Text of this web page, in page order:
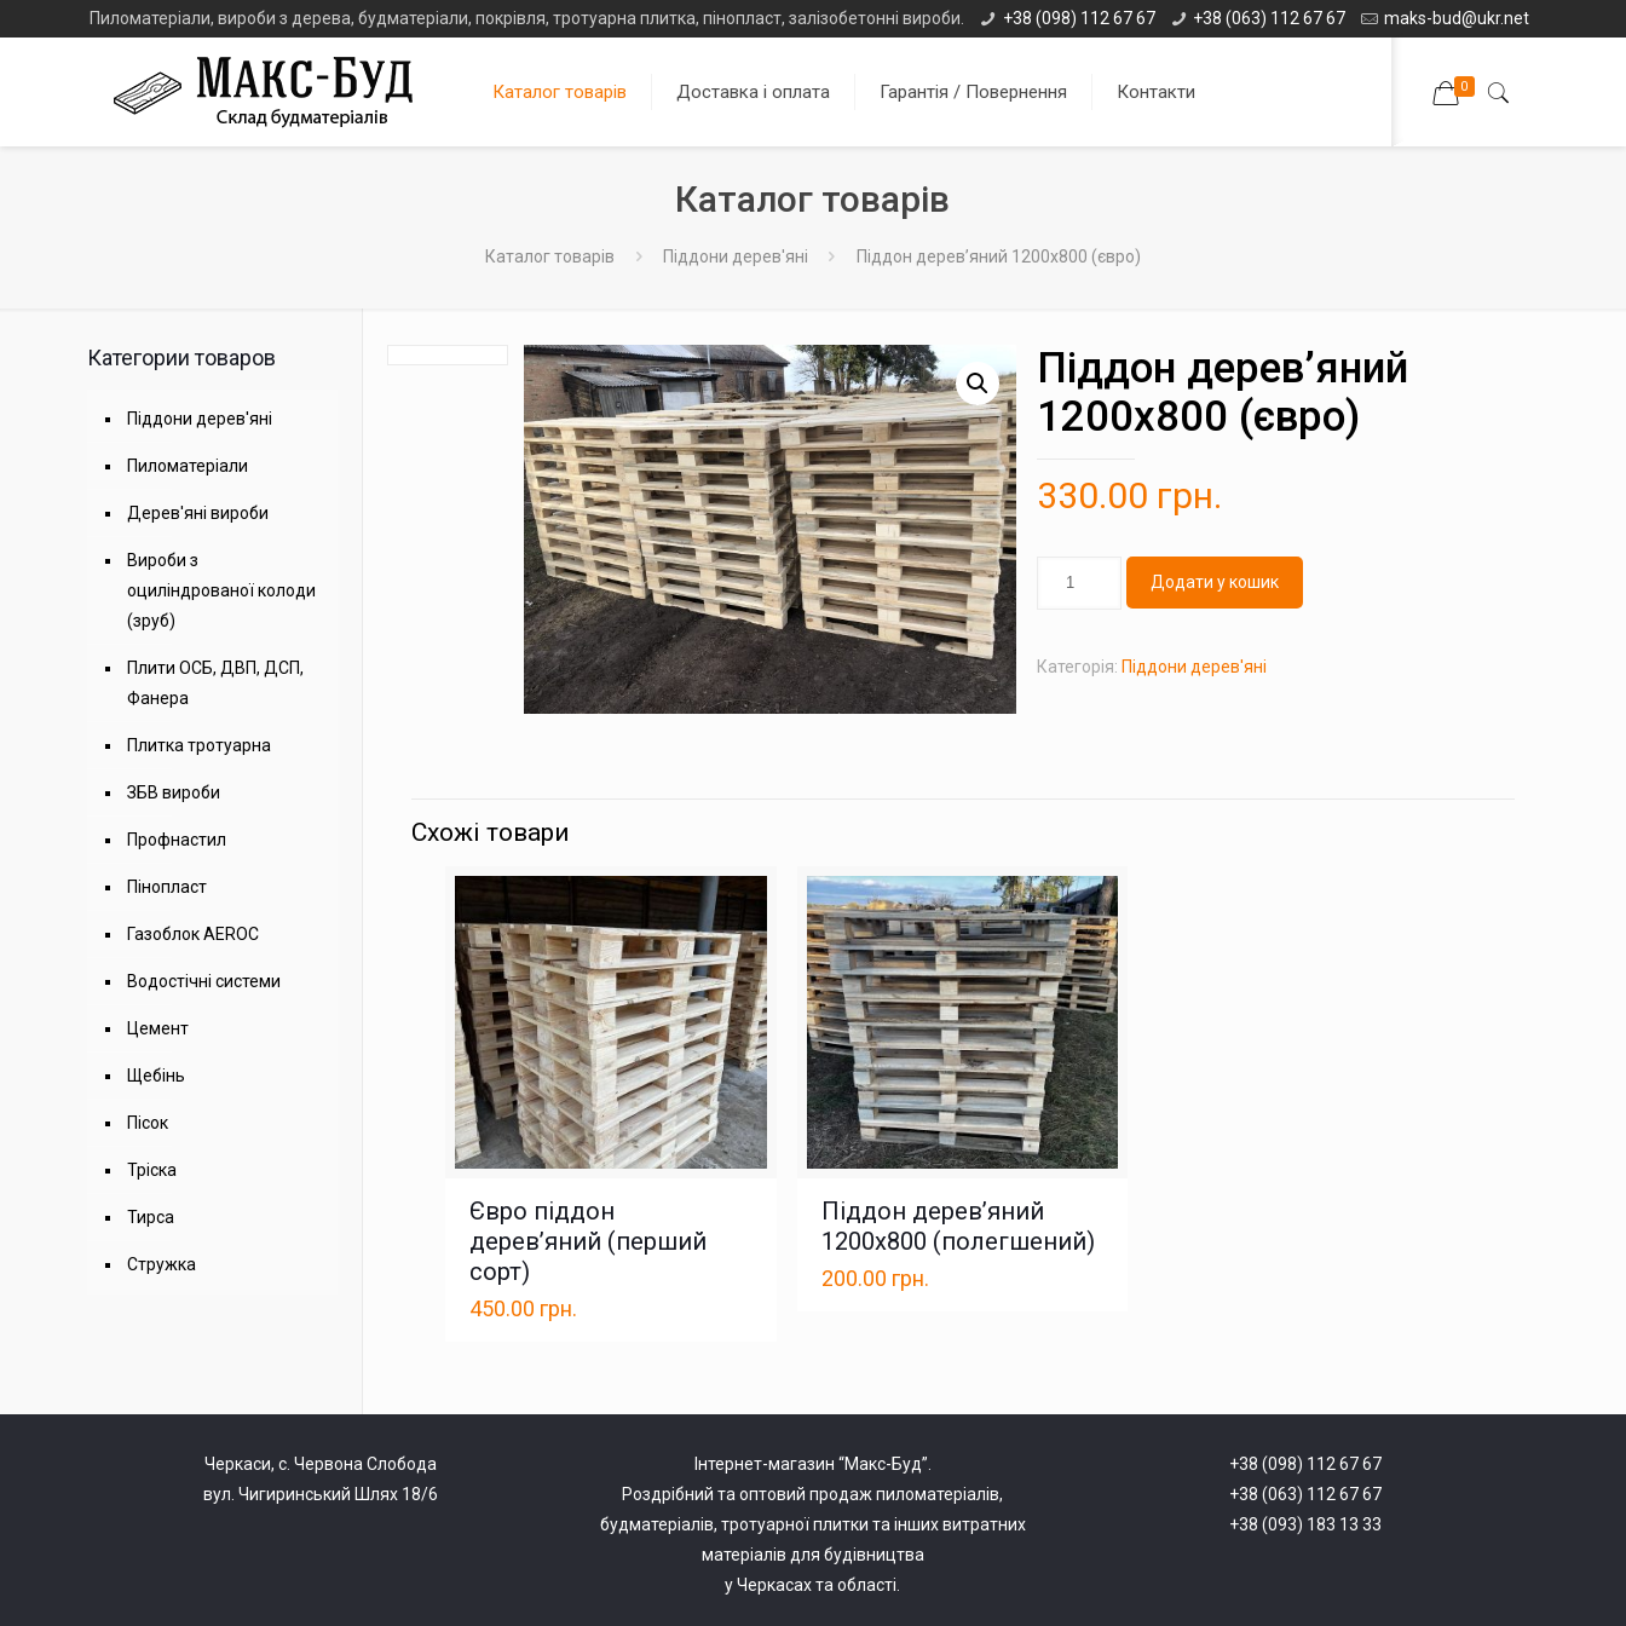
Пиломатеріали, вироби з дерева, будматеріали, покрівля, тротуарна плитка, пінопласт, залізобетонні вироби. +38 (098) 112 67 67 +38 (063) 112 67 67 maks-bud@ukr.net
Каталог товарів Доставка і оплата Гарантія / Повернення Контакти 0
Каталог товарів
Каталог товарів Піддони дерев'яні Піддон дерев’яний 1200х800 (євро)
Піддон дерев’яний
1200х800 (євро)
330.00 грн.
Додати у кошик
Категорія: Піддони дерев'яні
Схожі товари
Євро піддон
дерев’яний (перший
сорт)
450.00 грн.
Піддон дерев’яний
1200х800 (полегшений)
200.00 грн.
Категории товаров
Піддони дерев'яні
Пиломатеріали
Дерев'яні вироби
Вироби з
оциліндрованої колоди
(зруб)
Плити ОСБ, ДВП, ДСП,
Фанера
Плитка тротуарна
ЗБВ вироби
Профнастил
Пінопласт
Газоблок AEROC
Водостічні системи
Цемент
Щебінь
Пісок
Тріска
Тирса
Стружка
Черкаси, с. Червона Слобода
вул. Чигиринський Шлях 18/6
Інтернет-магазин “Макс-Буд”.
Роздрібний та оптовий продаж пиломатеріалів,
будматеріалів, тротуарної плитки та інших витратних
матеріалів для будівництва
у Черкасах та області.
+38 (098) 112 67 67
+38 (063) 112 67 67
+38 (093) 183 13 33